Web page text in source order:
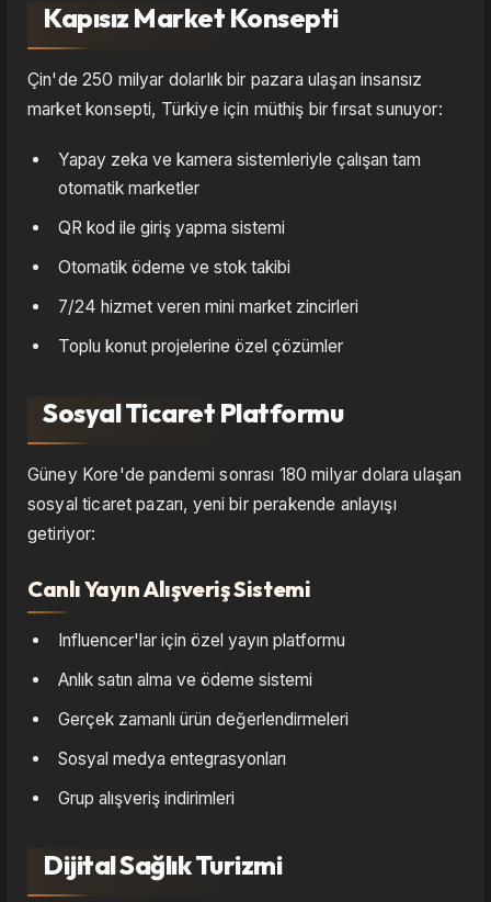
Kapısız Market Konsepti
Çin'de 250 milyar dolarlık bir pazara ulaşan insansız
market konsepti, Türkiye için müthiş bir fırsat sunuyor:
Yapay zeka ve kamera sistemleriyle çalışan tam
otomatik marketler
QR kod ile giriş yapma sistemi
Otomatik ödeme ve stok takibi
7/24 hizmet veren mini market zincirleri
Toplu konut projelerine özel çözümler
Sosyal Ticaret Platformu
Güney Kore'de pandemi sonrası 180 milyar dolara ulaşan
sosyal ticaret pazarı, yeni bir perakende anlayışı
getiriyor:
Canlı Yayın Alışveriş Sistemi
Influencer'lar için özel yayın platformu
Anlık satın alma ve ödeme sistemi
Gerçek zamanlı ürün değerlendirmeleri
Sosyal medya entegrasyonları
Grup alışveriş indirimleri
Dijital Sağlık Turizmi